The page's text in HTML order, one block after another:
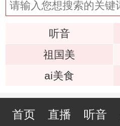
听音
祖国美
ai美食
首页 直播 听音